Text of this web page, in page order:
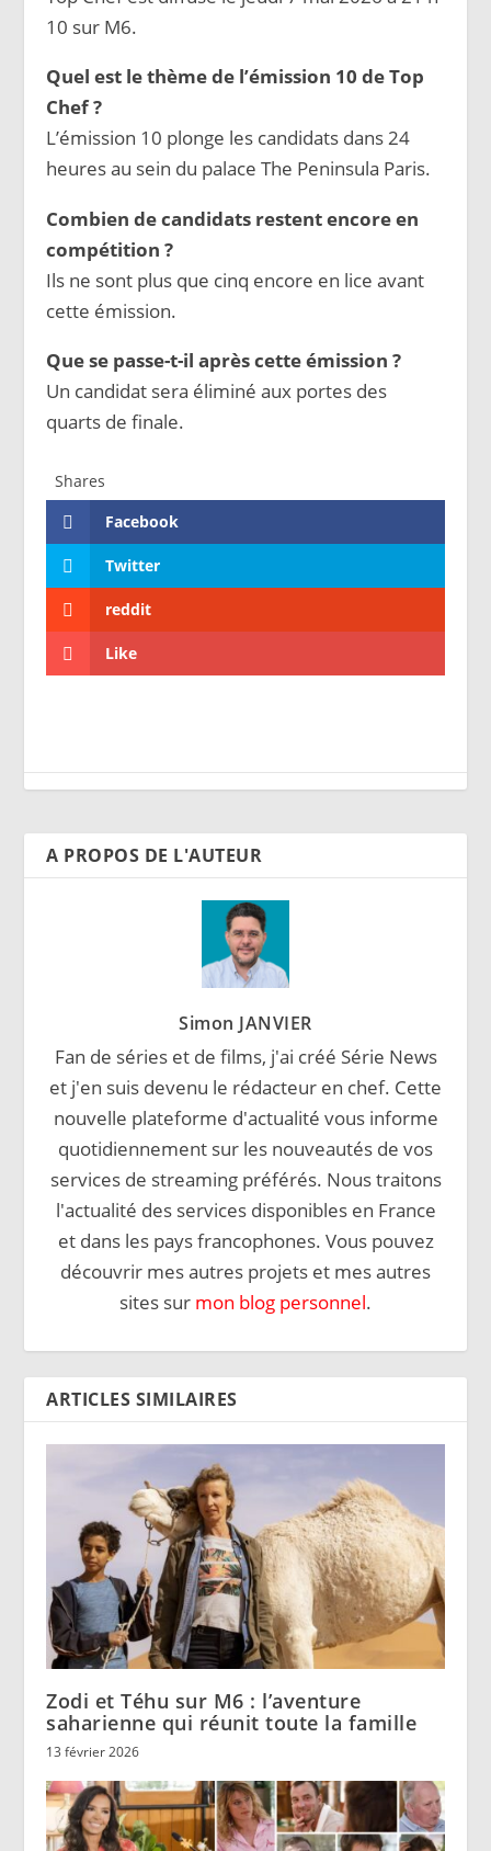
10 sur M6.
Quel est le thème de l’émission 10 de Top
Chef ?
L’émission 10 plonge les candidats dans 24
heures au sein du palace The Peninsula Paris.
Combien de candidats restent encore en
compétition ?
Ils ne sont plus que cinq encore en lice avant
cette émission.
Que se passe-t-il après cette émission ?
Un candidat sera éliminé aux portes des
quarts de finale.
Shares
Facebook
Twitter
reddit
Like
A PROPOS DE L'AUTEUR
Simon JANVIER
Fan de séries et de films, j'ai créé Série News
et j'en suis devenu le rédacteur en chef. Cette
nouvelle plateforme d'actualité vous informe
quotidiennement sur les nouveautés de vos
services de streaming préférés. Nous traitons
l'actualité des services disponibles en France
et dans les pays francophones. Vous pouvez
découvrir mes autres projets et mes autres
sites sur mon blog personnel.
ARTICLES SIMILAIRES
Zodi et Téhu sur M6 : l’aventure
saharienne qui réunit toute la famille
13 février 2026